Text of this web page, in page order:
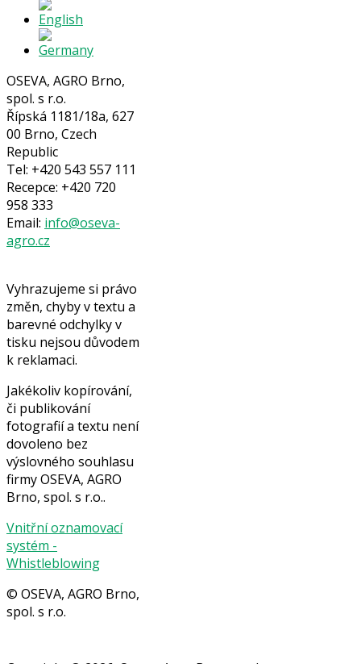
OSEVA, AGRO Brno,
spol. s r.o.
Řípská 1181/18a, 627
00 Brno, Czech
Republic
Tel: +420 543 557 111
Recepce: +420 720
958 333
Email: info@oseva-
agro.cz
Vyhrazujeme si právo
změn, chyby v textu a
barevné odchylky v
tisku nejsou důvodem
k reklamaci.
Jakékoliv kopírování,
či publikování
fotografií a textu není
dovoleno bez
výslovného souhlasu
firmy OSEVA, AGRO
Brno, spol. s r.o..
Vnitřní oznamovací
systém -
Whistleblowing
© OSEVA, AGRO Brno,
spol. s r.o.